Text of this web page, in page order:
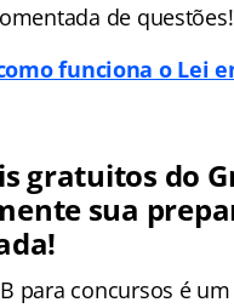
de questões!
funciona o Lei
gratuitos do
sua
para concursos é